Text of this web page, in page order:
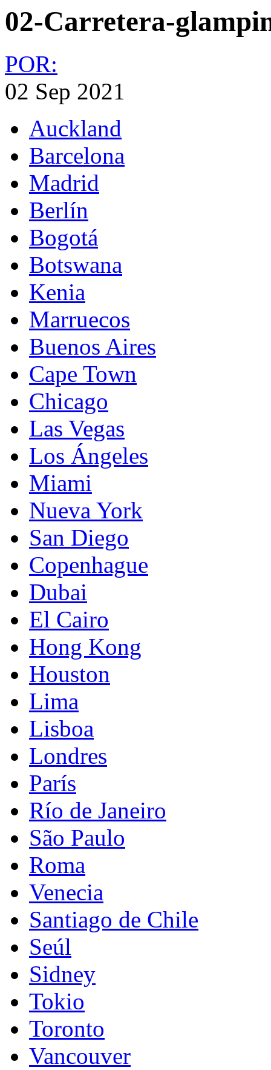
02-Carretera-
POR:
02 Sep 2021
Auckland
Barcelona
Madrid
Berlín
Bogotá
Botswana
Kenia
Marruecos
Buenos Aires
Cape Town
Chicago
Las Vegas
Los Ángeles
Miami
Nueva York
San Diego
Copenhague
Dubai
El Cairo
Hong Kong
Houston
Lima
Lisboa
Londres
París
Río de Janeiro
São Paulo
Roma
Venecia
Santiago de Chile
Seúl
Sidney
Tokio
Toronto
Vancouver